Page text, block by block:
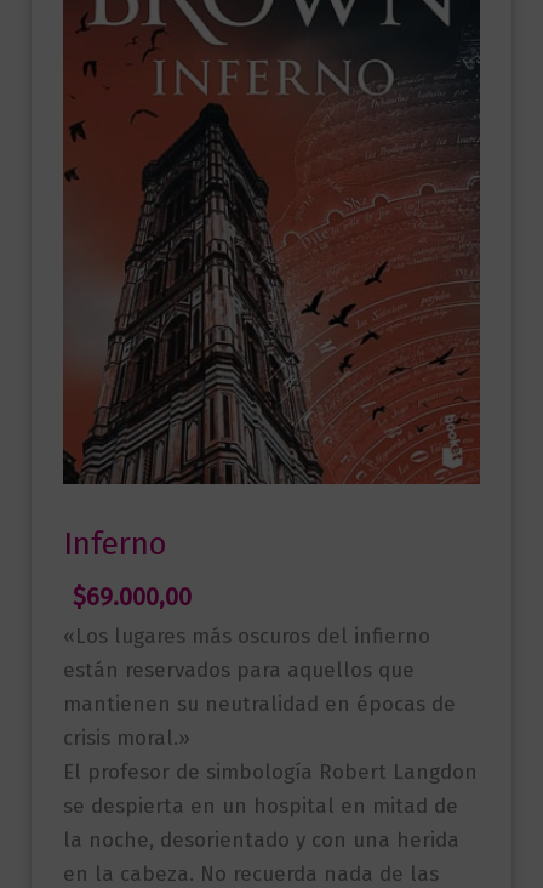
Inferno
$69.000,00
«Los lugares más oscuros del infierno
están reservados para aquellos que
mantienen su neutralidad en épocas de
crisis moral.»
El profesor de simbología Robert Langdon
se despierta en un hospital en mitad de
la noche, desorientado y con una herida
en la cabeza. No recuerda nada de las